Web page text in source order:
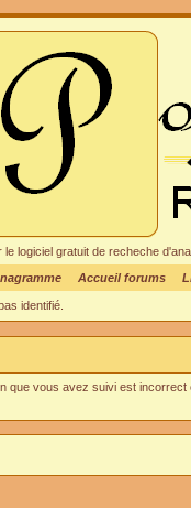
le logiciel gratuit de recheche
Accueil forums
identifié.
que vous avez suivi est incorrect